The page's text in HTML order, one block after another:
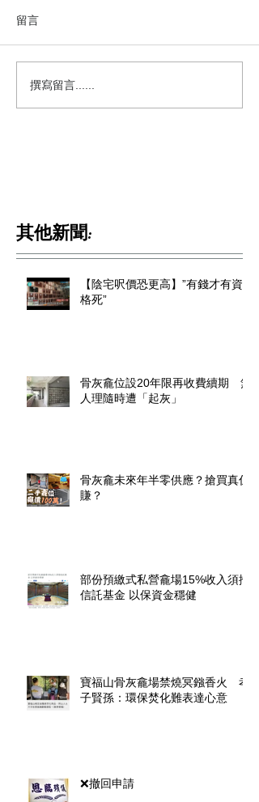
留言
撰寫留言......
其他新聞:
【陰宅呎價恐更高】”有錢才有資
格死”
骨灰龕位設20年限再收費續期 無
人理隨時遭「起灰」
骨灰龕未來年半零供應？搶買真係
賺？
部份預繳式私營龕場15%收入須撥
信託基金 以保資金穩健
寶福山骨灰龕場禁燒冥鏹香火 孝
子賢孫：環保焚化難表達心意
❌撤回申請